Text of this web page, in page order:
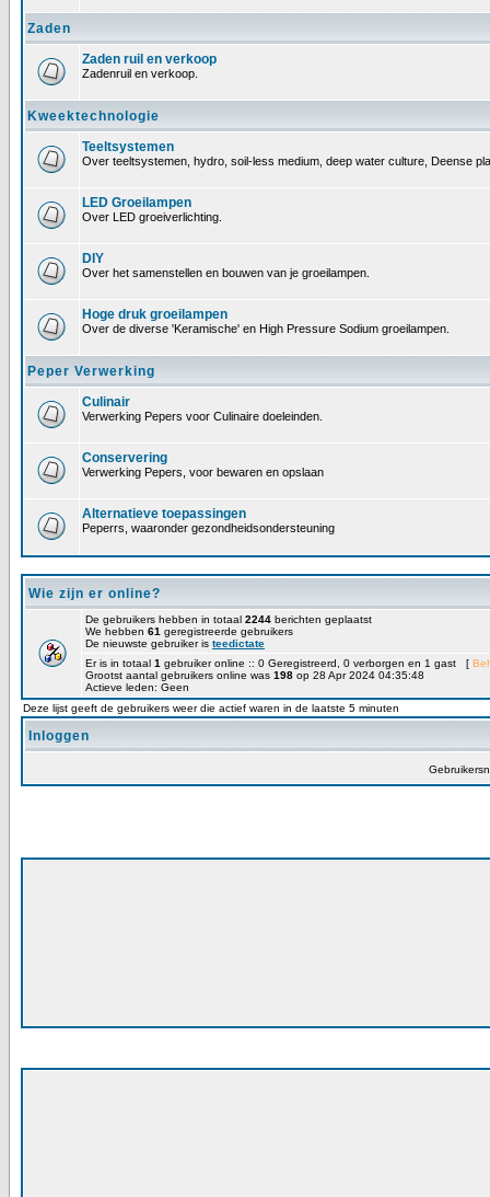
Zaden
Zaden ruil en verkoop
Zadenruil en verkoop.
Kweektechnologie
Teeltsystemen
Over teeltsystemen, hydro, soil-less medium, deep water culture, Deense
LED Groeilampen
Over LED groeiverlichting.
DIY
Over het samenstellen en bouwen van je groeilampen.
Hoge druk groeilampen
Over de diverse 'Keramische' en High Pressure Sodium groeilampen.
Peper Verwerking
Culinair
Verwerking Pepers voor Culinaire doeleinden.
Conservering
Verwerking Pepers, voor bewaren en opslaan
Alternatieve toepassingen
Peperrs, waaronder gezondheidsondersteuning
Wie zijn er online?
De gebruikers hebben in totaal 2244 berichten geplaatst
We hebben 61 geregistreerde gebruikers
De nieuwste gebruiker is teedictate
Er is in totaal 1 gebruiker online :: 0 Geregistreerd, 0 verborgen en 1 gast [
Grootst aantal gebruikers online was 198 op 28 Apr 2024 04:35:48
Actieve leden: Geen
Deze lijst geeft de gebruikers weer die actief waren in de laatste 5 minuten
Inloggen